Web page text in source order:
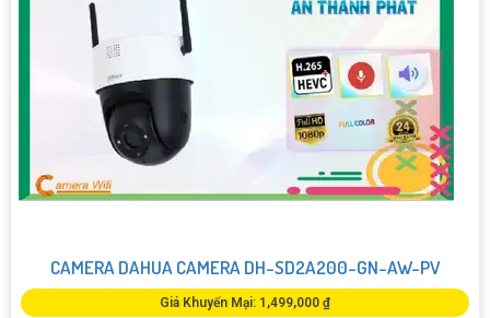
CAMERA DAHUA CAMERA DH-SD2A200-GN-AW-PV
Giá Khuyến Mại: 1,499,000 ₫